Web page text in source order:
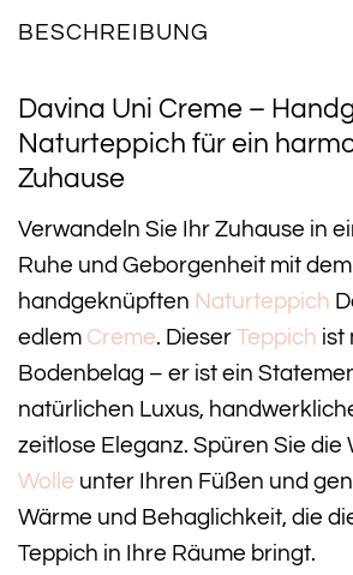
BESCHREIBUNG
Davina Uni Creme –
Naturteppich für ein
Zuhause
Verwandeln Sie Ihr Zuhause in
Ruhe und Geborgenheit mit dem
handgeknüpften Naturteppich
edlem Creme. Dieser Teppich ist
Bodenbelag – er ist ein
natürlichen Luxus,
zeitlose Eleganz. Spüren Sie die
Wolle unter Ihren Füßen und
Wärme und Behaglichkeit, die
Teppich in Ihre Räume bringt.